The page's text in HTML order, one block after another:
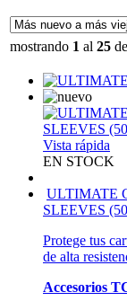
mostrando 1 al 25 de
Vista rápida
EN STOCK
ULTIMATE
SLEEVES
Protege tus
de alta
Accesorios